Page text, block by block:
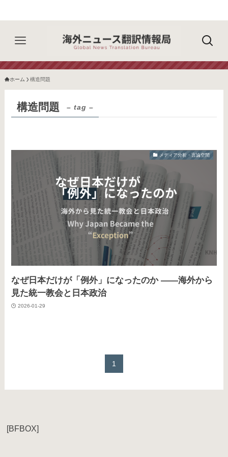
ホーム 構造問題
構造問題 – tag –
メディア分析・言論空間
なぜ日本だけが「例外」になったのか ――海外から
見た統一教会と日本政治
2026-01-29
1
[BFBOX]